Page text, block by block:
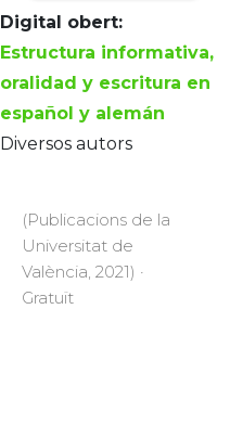
Digital obert:
Estructura informativa,
oralidad y escritura en
español y alemán
Diversos autors
(Publicacions de la
Universitat de
València, 2021) ·
Gratuït